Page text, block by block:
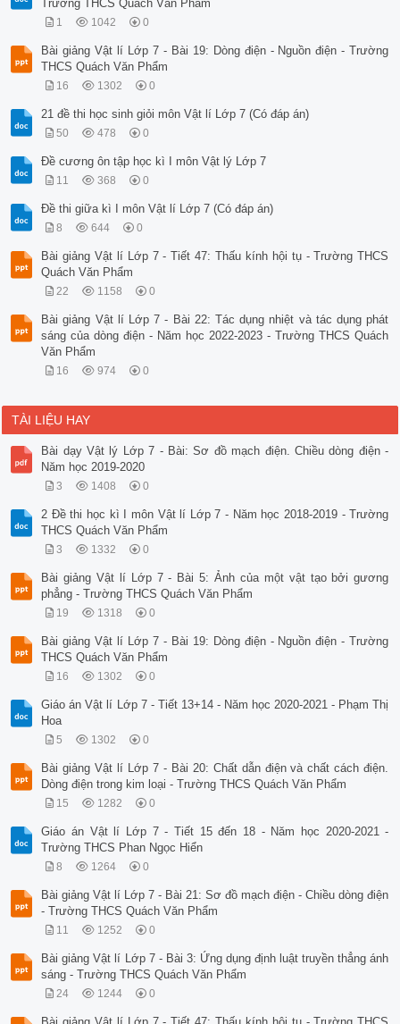
Trường THCS Quách Văn Phẩm
1 1042 0
Bài giảng Vật lí Lớp 7 - Bài 19: Dòng điện - Nguồn điện - Trường
THCS Quách Văn Phẩm
16 1302 0
21 đề thi học sinh giỏi môn Vật lí Lớp 7 (Có đáp án)
50 478 0
Đề cương ôn tập học kì I môn Vật lý Lớp 7
11 368 0
Đề thi giữa kì I môn Vật lí Lớp 7 (Có đáp án)
8 644 0
Bài giảng Vật lí Lớp 7 - Tiết 47: Thấu kính hội tụ - Trường THCS
Quách Văn Phẩm
22 1158 0
Bài giảng Vật lí Lớp 7 - Bài 22: Tác dụng nhiệt và tác dụng phát
sáng của dòng điện - Năm học 2022-2023 - Trường THCS Quách
Văn Phẩm
16 974 0
TÀI LIỆU HAY
Bài dạy Vật lý Lớp 7 - Bài: Sơ đồ mạch điện. Chiều dòng điện -
Năm học 2019-2020
3 1408 0
2 Đề thi học kì I môn Vật lí Lớp 7 - Năm học 2018-2019 - Trường
THCS Quách Văn Phẩm
3 1332 0
Bài giảng Vật lí Lớp 7 - Bài 5: Ảnh của một vật tạo bởi gương
phẳng - Trường THCS Quách Văn Phẩm
19 1318 0
Bài giảng Vật lí Lớp 7 - Bài 19: Dòng điện - Nguồn điện - Trường
THCS Quách Văn Phẩm
16 1302 0
Giáo án Vật lí Lớp 7 - Tiết 13+14 - Năm học 2020-2021 - Phạm Thị
Hoa
5 1302 0
Bài giảng Vật lí Lớp 7 - Bài 20: Chất dẫn điện và chất cách điện.
Dòng điện trong kim loại - Trường THCS Quách Văn Phẩm
15 1282 0
Giáo án Vật lí Lớp 7 - Tiết 15 đến 18 - Năm học 2020-2021 -
Trường THCS Phan Ngọc Hiển
8 1264 0
Bài giảng Vật lí Lớp 7 - Bài 21: Sơ đồ mạch điện - Chiều dòng điện
- Trường THCS Quách Văn Phẩm
11 1252 0
Bài giảng Vật lí Lớp 7 - Bài 3: Ứng dụng định luật truyền thẳng ánh
sáng - Trường THCS Quách Văn Phẩm
24 1244 0